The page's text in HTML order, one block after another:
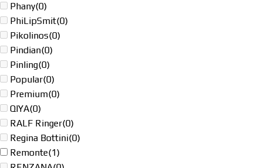
Phany(0)
PhiLipSmit(0)
Pikolinos(0)
Pindian(0)
Pinling(0)
Popular(0)
Premium(0)
QIYA(0)
RALF Ringer(0)
Regina Bottini(0)
Remonte(1)